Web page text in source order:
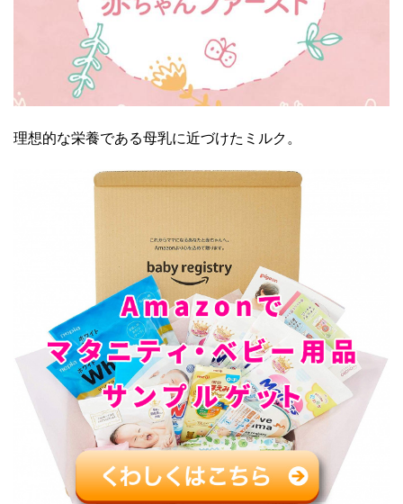
理想的な栄養である母乳に近づけたミルク。